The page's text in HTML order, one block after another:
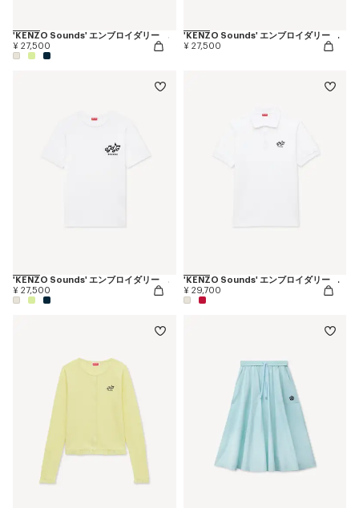
'KENZO Sounds' エンブロイダリー スリム Tシャツ イン コットン
¥ 27,500
'KENZO Sounds' エンブロイダリー スモール フィット Tシャツ イン コットン
¥ 27,500
'KENZO Sounds' エンブロイダリー スリム Tシャツ イン コットン
¥ 27,500
'KENZO Sounds' エンブロイダリー スリム ポロ イン コットン
¥ 29,700